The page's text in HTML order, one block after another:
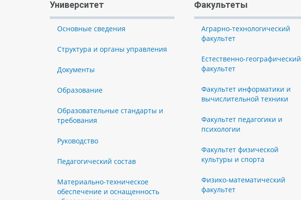
Университет
Основные сведения
Структура и органы управления
Документы
Образование
Образовательные стандарты и
требования
Руководство
Педагогический состав
Материально-техническое
обеспечение и оснащенность
Факультеты
Аграрно-технологический
факультет
Естественно-географический
факультет
Факультет информатики и
вычислительной техники
Факультет педагогики и
психологии
Факультет физической
культуры и спорта
Физико-математический
факультет